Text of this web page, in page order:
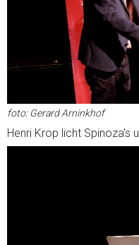
foto: Gerard Arninkhof
Henri Krop licht Spinoza's